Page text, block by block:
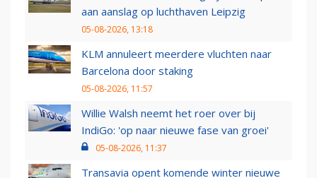
aan aanslag op luchthaven Leipzig
05-08-2026, 13:18
KLM annuleert meerdere vluchten naar
Barcelona door staking
05-08-2026, 11:57
Willie Walsh neemt het roer over bij
IndiGo: 'op naar nieuwe fase van groei'
05-08-2026, 11:37
Transavia opent komende winter nieuwe